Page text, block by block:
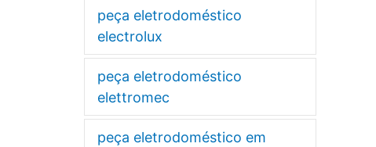
peça eletrodoméstico
electrolux
peça eletrodoméstico
elettromec
peça eletrodoméstico em